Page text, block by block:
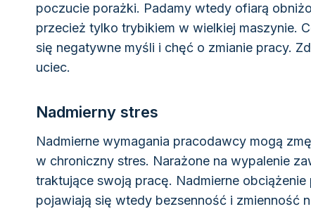
poczucie porażki. Padamy wtedy ofiarą
przecież tylko trybikiem w wielkiej maszynie.
się negatywne myśli i chęć o zmianie pracy.
uciec.
Nadmierny stres
Nadmierne wymagania pracodawcy mogą
w chroniczny stres. Narażone na wypalenie
traktujące swoją pracę. Nadmierne
pojawiają się wtedy bezsenność i zmienność